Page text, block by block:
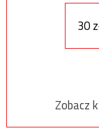
30
Zobacz